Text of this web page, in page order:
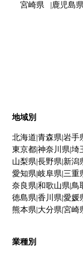
宮崎県
鹿児島県
地域別
北海道 青森県 岩手
東京都神奈川県 埼
山梨県 長野県 新潟
愛知県 岐阜県 三重
奈良県 和歌山県 鳥
徳島県 香川県 愛媛
熊本県 大分県 宮崎
業種別